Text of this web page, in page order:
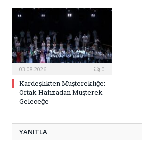
03.08.2026 0
Kardeşlikten Müşterekliğe:
Ortak Hafızadan Müşterek
Geleceğe
YANITLA